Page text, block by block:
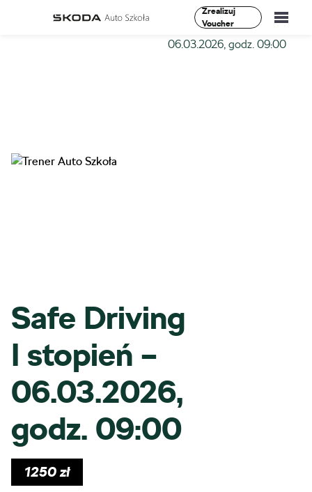
Zrealizuj
Voucher
Safe Driving I stopień –
06.03.2026, godz. 09:00
Safe Driving
I stopień –
06.03.2026,
godz. 09:00
1250zł